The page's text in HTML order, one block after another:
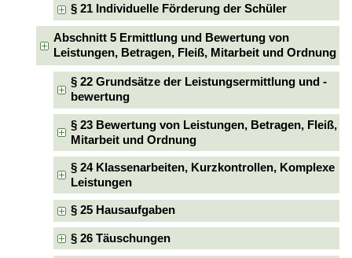
§ 21 Individuelle Förderung der Schüler
Abschnitt 5 Ermittlung und Bewertung von
Leistungen, Betragen, Fleiß, Mitarbeit und Ordnung
§ 22 Grundsätze der Leistungsermittlung und -
bewertung
§ 23 Bewertung von Leistungen, Betragen, Fleiß,
Mitarbeit und Ordnung
§ 24 Klassenarbeiten, Kurzkontrollen, Komplexe
Leistungen
§ 25 Hausaufgaben
§ 26 Täuschungen